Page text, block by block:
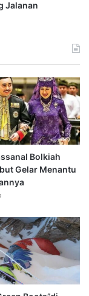
Jalanan
Bolkiah
Gelar Menantu